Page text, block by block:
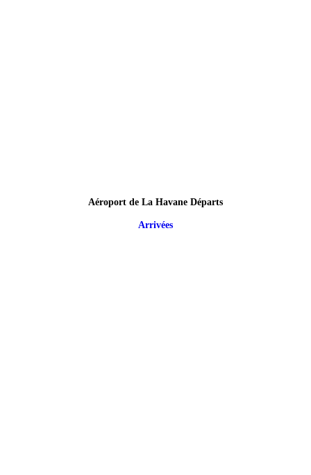
Aéroport de La Havane Départs
Arrivées